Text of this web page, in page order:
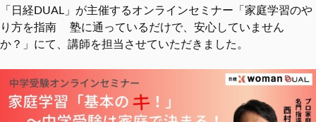
「日経DUAL」が主催するオンラインセミナー「家庭学習のや
り方を指南 塾に通っているだけで、安心していません
か？」にて、講師を担当させていただきました。